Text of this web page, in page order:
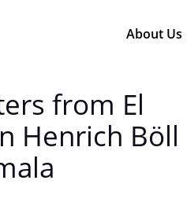
About Us
from El
Henrich Böll